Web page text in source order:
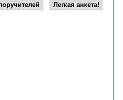
Легкая анкета!